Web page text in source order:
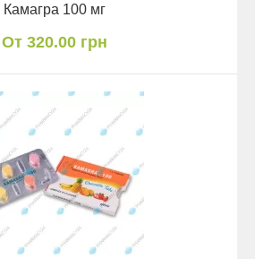
Камагра 100 мг
От 320.00 грн